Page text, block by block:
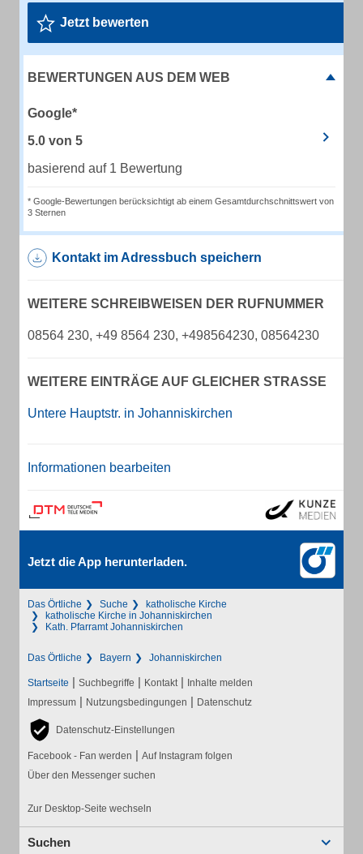
Jetzt bewerten
BEWERTUNGEN AUS DEM WEB
Google*
5.0 von 5
basierend auf 1 Bewertung
* Google-Bewertungen berücksichtigt ab einem Gesamtdurchschnittswert von
3 Sternen
Kontakt im Adressbuch speichern
WEITERE SCHREIBWEISEN DER RUFNUMMER
08564 230, +49 8564 230, +498564230, 08564230
WEITERE EINTRÄGE AUF GLEICHER STRASSE
Untere Hauptstr. in Johanniskirchen
Informationen bearbeiten
Jetzt die App herunterladen.
Das Örtliche Suche
katholische Kirche
katholische Kirche in Johanniskirchen
Kath. Pfarramt Johanniskirchen
Das Örtliche Bayern Johanniskirchen
Startseite | Suchbegriffe | Kontakt | Inhalte melden
Impressum | Nutzungsbedingungen | Datenschutz
Datenschutz-Einstellungen
Facebook - Fan werden | Auf Instagram folgen
Über den Messenger suchen
Zur Desktop-Seite wechseln
Suchen